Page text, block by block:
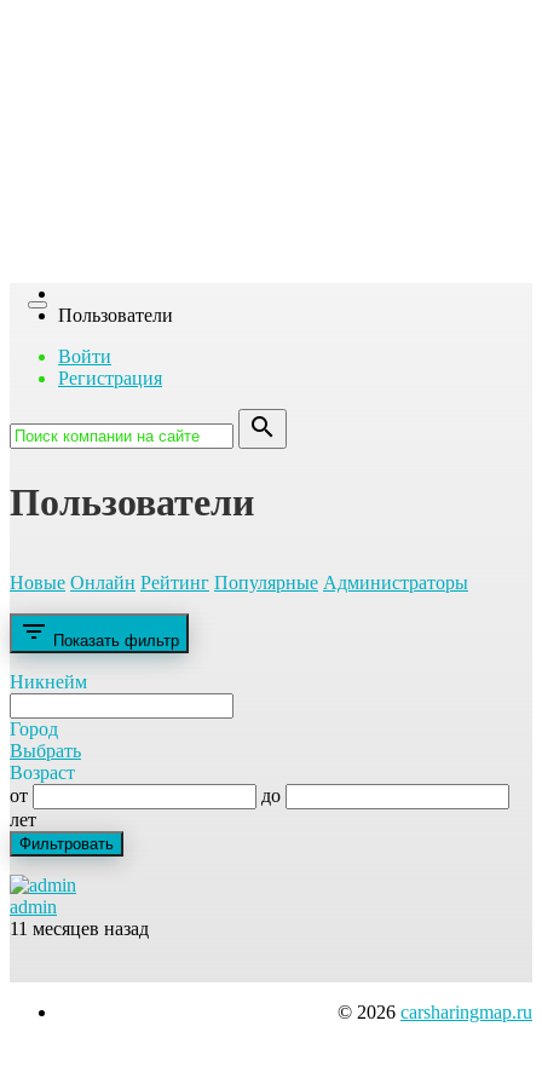
ToggleПользователи
Войти
Регистрация
search
Пользователи
Новые Онлайн Рейтинг Популярные Администраторы
filter_list Показать фильтр
Никнейм
Город
Выбрать
Возраст
от
до
лет
admin
11 месяцев назад
© 2026 carsharingmap.ru